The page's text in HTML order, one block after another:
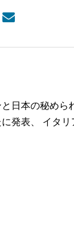
本バプテスト連盟
日本の秘めら
発表、 イタリ